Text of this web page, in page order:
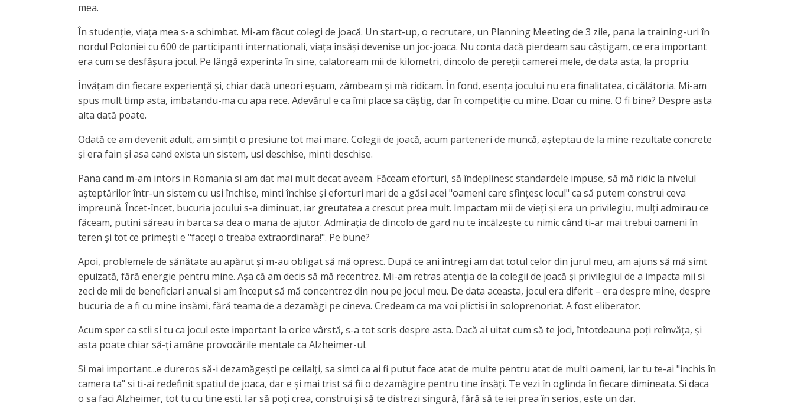
mea.
În studenție, viața mea s-a schimbat. Mi-am făcut colegi de joacă. Un start-up, o recrutare, un Planning Meeting de 3 zile, pana la training-uri în
nordul Poloniei cu 600 de participanti internationali, viața însăși devenise un joc-joaca. Nu conta dacă pierdeam sau câștigam, ce era important
era cum se desfășura jocul. Pe lângă experinta în sine, calatoream mii de kilometri, dincolo de pereții camerei mele, de data asta, la propriu.
Învățam din fiecare experiență și, chiar dacă uneori eșuam, zâmbeam și mă ridicam. În fond, esența jocului nu era finalitatea, ci călătoria. Mi-am
spus mult timp asta, imbatandu-ma cu apa rece. Adevărul e ca îmi place sa câștig, dar în competiție cu mine. Doar cu mine. O fi bine? Despre asta
alta dată poate.
Odată ce am devenit adult, am simțit o presiune tot mai mare. Colegii de joacă, acum parteneri de muncă, așteptau de la mine rezultate concrete
și era fain și asa cand exista un sistem, usi deschise, minti deschise.
Pana cand m-am intors in Romania si am dat mai mult decat aveam. Făceam eforturi, să îndeplinesc standardele impuse, să mă ridic la nivelul
așteptărilor într-un sistem cu usi închise, minti închise și eforturi mari de a găsi acei "oameni care sfințesc locul" ca să putem construi ceva
împreună. Încet-încet, bucuria jocului s-a diminuat, iar greutatea a crescut prea mult. Impactam mii de vieți și era un privilegiu, mulți admirau ce
făceam, putini săreau în barca sa dea o mana de ajutor. Admirația de dincolo de gard nu te încălzește cu nimic când ti-ar mai trebui oameni în
teren și tot ce primești e "faceți o treaba extraordinara!". Pe bune?
Apoi, problemele de sănătate au apărut și m-au obligat să mă opresc. După ce ani întregi am dat totul celor din jurul meu, am ajuns să mă simt
epuizată, fără energie pentru mine. Așa că am decis să mă recentrez. Mi-am retras atenția de la colegii de joacă și privilegiul de a impacta mii si
zeci de mii de beneficiari anual si am început să mă concentrez din nou pe jocul meu. De data aceasta, jocul era diferit – era despre mine, despre
bucuria de a fi cu mine însămi, fără teama de a dezamăgi pe cineva. Credeam ca ma voi plictisi în soloprenoriat. A fost eliberator.
Acum sper ca stii si tu ca jocul este important la orice vârstă, s-a tot scris despre asta. Dacă ai uitat cum să te joci, întotdeauna poți reînvăța, și
asta poate chiar să-ți amâne provocările mentale ca Alzheimer-ul.
Si mai important...e dureros să-i dezamăgești pe ceilalți, sa simti ca ai fi putut face atat de multe pentru atat de multi oameni, iar tu te-ai "inchis în
camera ta" si ti-ai redefinit spatiul de joaca, dar e și mai trist să fii o dezamăgire pentru tine însăți. Te vezi în oglinda în fiecare dimineata. Si daca
o sa faci Alzheimer, tot tu cu tine esti. Iar să poți crea, construi și să te distrezi singură, fără să te iei prea în serios, este un dar.